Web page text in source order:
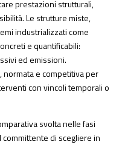
prestazioni strutturali,
Le strutture miste,
industrializzati come
e quantificabili:
ed emissioni.
e competitiva per
con vincoli temporali o
svolta nelle fasi
di scegliere in